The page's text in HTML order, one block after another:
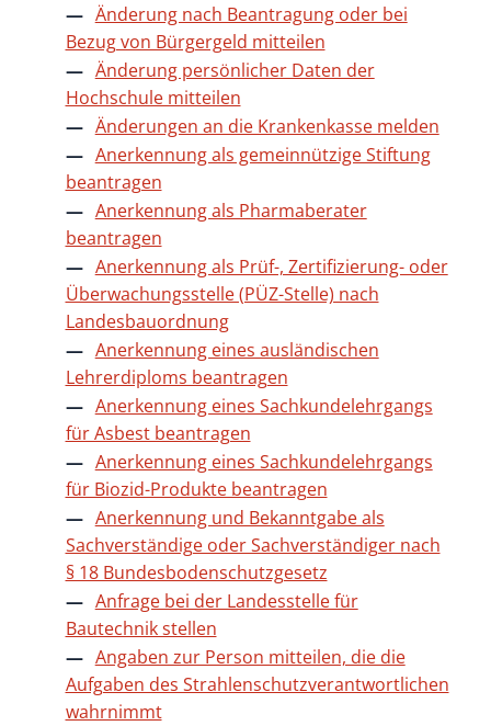
Änderung nach Beantragung oder bei
Bezug von Bürgergeld mitteilen
Änderung persönlicher Daten der
Hochschule mitteilen
Änderungen an die Krankenkasse melden
Anerkennung als gemeinnützige Stiftung
beantragen
Anerkennung als Pharmaberater
beantragen
Anerkennung als Prüf-, Zertifizierung- oder
Überwachungsstelle (PÜZ-Stelle) nach
Landesbauordnung
Anerkennung eines ausländischen
Lehrerdiploms beantragen
Anerkennung eines Sachkundelehrgangs
für Asbest beantragen
Anerkennung eines Sachkundelehrgangs
für Biozid-Produkte beantragen
Anerkennung und Bekanntgabe als
Sachverständige oder Sachverständiger nach
§ 18 Bundesbodenschutzgesetz
Anfrage bei der Landesstelle für
Bautechnik stellen
Angaben zur Person mitteilen, die die
Aufgaben des Strahlenschutzverantwortlichen
wahrnimmt